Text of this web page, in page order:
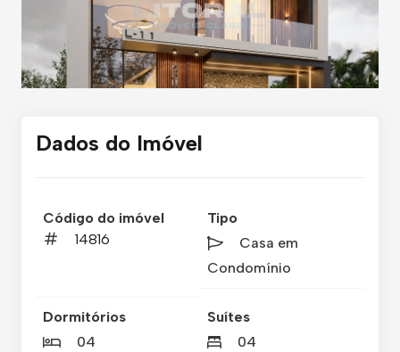
Dados do Imóvel
Código do imóvel
14816
Tipo
Casa em
Condomínio
Dormitórios
04
Suítes
04